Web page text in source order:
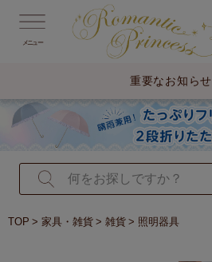
メニュー
重要なお知らせ
TOP 家具・雑貨 雑貨 照明器具